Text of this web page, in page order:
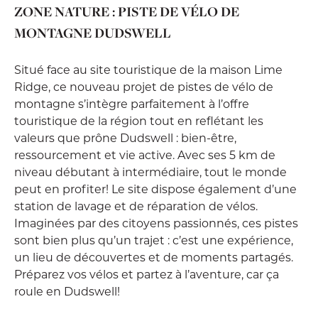
ZONE NATURE : PISTE DE VÉLO DE
MONTAGNE DUDSWELL
Situé face au site touristique de la maison Lime
Ridge, ce nouveau projet de pistes de vélo de
montagne s’intègre parfaitement à l’offre
touristique de la région tout en reflétant les
valeurs que prône Dudswell : bien-être,
ressourcement et vie active. Avec ses 5 km de
niveau débutant à intermédiaire, tout le monde
peut en profiter! Le site dispose également d’une
station de lavage et de réparation de vélos.
Imaginées par des citoyens passionnés, ces pistes
sont bien plus qu’un trajet : c’est une expérience,
un lieu de découvertes et de moments partagés.
Préparez vos vélos et partez à l’aventure, car ça
roule en Dudswell!